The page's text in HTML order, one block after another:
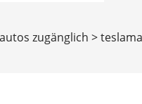
zugänglich >